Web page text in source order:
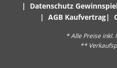
Datenschutz
AGB Kaufvertrag
* Alle Preise
**